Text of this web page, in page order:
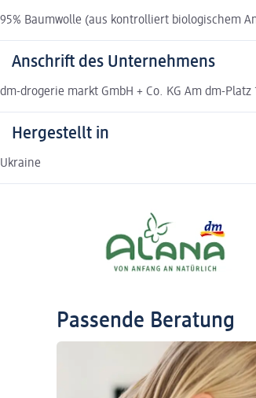
95% Baumwolle (aus kontrolliert biologischem
Anschrift des Unternehmens
dm-drogerie markt GmbH + Co. KG Am dm-
Hergestellt in
Ukraine
Passende Beratung